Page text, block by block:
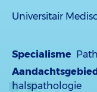
Universitair
Specialisme
halspathologie